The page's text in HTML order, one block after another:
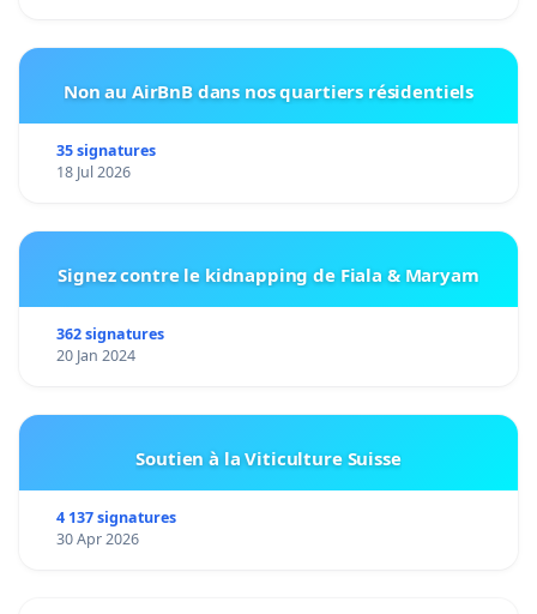
Non au AirBnB dans nos quartiers résidentiels
35 signatures
18 Jul 2026
Signez contre le kidnapping de Fiala & Maryam
362 signatures
20 Jan 2024
Soutien à la Viticulture Suisse
4 137 signatures
30 Apr 2026